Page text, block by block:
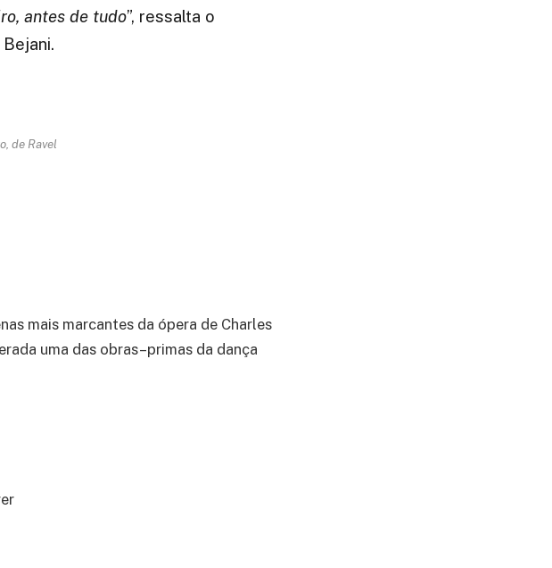
antes de tudo”, ressalta o
de Ravel
mais marcantes da ópera de Charles
uma das obras–primas da dança